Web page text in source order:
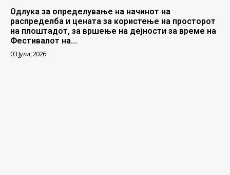
Одлука за определување на начинот на
распределба и цената за користење на просторот
на плоштадот, за вршење на дејности за време на
Фестивалот на...
03 Јули, 2026